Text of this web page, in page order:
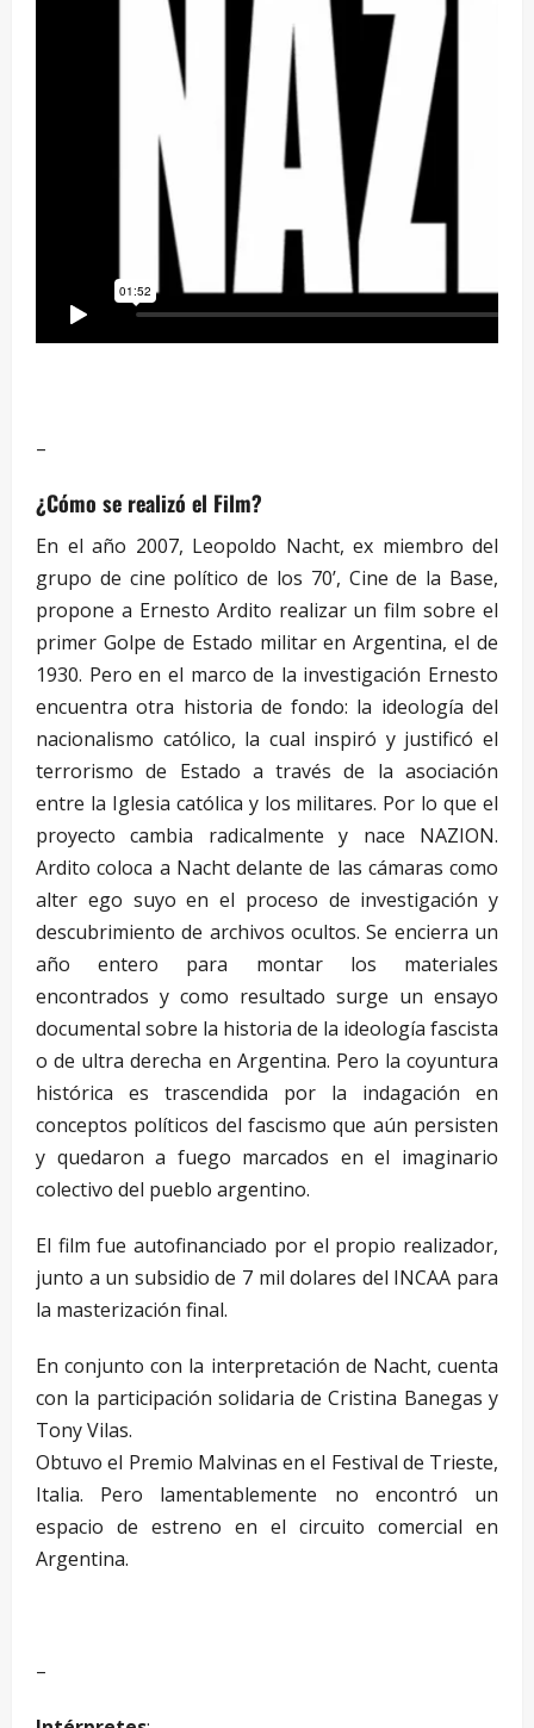
–
¿Cómo se realizó el Film?
En el año 2007, Leopoldo Nacht, ex miembro del
grupo de cine político de los 70’, Cine de la Base,
propone a Ernesto Ardito realizar un film sobre el
primer Golpe de Estado militar en Argentina, el de
1930. Pero en el marco de la investigación Ernesto
encuentra otra historia de fondo: la ideología del
nacionalismo católico, la cual inspiró y justificó el
terrorismo de Estado a través de la asociación
entre la Iglesia católica y los militares. Por lo que el
proyecto cambia radicalmente y nace NAZION.
Ardito coloca a Nacht delante de las cámaras como
alter ego suyo en el proceso de investigación y
descubrimiento de archivos ocultos. Se encierra un
año entero para montar los materiales
encontrados y como resultado surge un ensayo
documental sobre la historia de la ideología fascista
o de ultra derecha en Argentina. Pero la coyuntura
histórica es trascendida por la indagación en
conceptos políticos del fascismo que aún persisten
y quedaron a fuego marcados en el imaginario
colectivo del pueblo argentino.
El film fue autofinanciado por el propio realizador,
junto a un subsidio de 7 mil dolares del INCAA para
la masterización final.
En conjunto con la interpretación de Nacht, cuenta
con la participación solidaria de Cristina Banegas y
Tony Vilas.
Obtuvo el Premio Malvinas en el Festival de Trieste,
Italia. Pero lamentablemente no encontró un
espacio de estreno en el circuito comercial en
Argentina.
–